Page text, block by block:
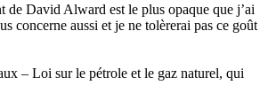
de David Alward est le plus opaque que j’ai
concerne aussi et je ne tolèrerai pas ce goût
– Loi sur le pétrole et le gaz naturel, qui